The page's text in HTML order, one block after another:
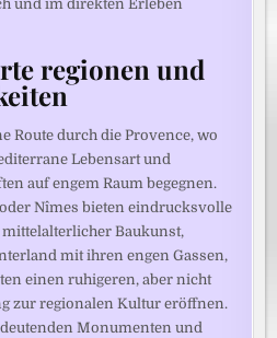
und im direkten Erleben
regionen und
Route durch die Provence, wo
Lebensart und
auf engem Raum begegnen.
Nîmes bieten eindrucksvolle
Baukunst,
mit ihren engen Gassen,
einen ruhigeren, aber nicht
zur regionalen Kultur eröffnen.
Monumenten und